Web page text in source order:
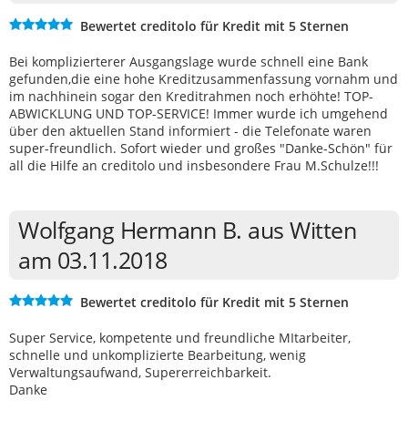
Bewertet creditolo für Kredit mit 5 Sternen
Bei komplizierterer Ausgangslage wurde schnell eine Bank
gefunden,die eine hohe Kreditzusammenfassung vornahm und
im nachhinein sogar den Kreditrahmen noch erhöhte! TOP-
ABWICKLUNG UND TOP-SERVICE! Immer wurde ich umgehend
über den aktuellen Stand informiert - die Telefonate waren
super-freundlich. Sofort wieder und großes "Danke-Schön" für
all die Hilfe an creditolo und insbesondere Frau M.Schulze!!!
Wolfgang Hermann B. aus Witten
am 03.11.2018
Bewertet creditolo für Kredit mit 5 Sternen
Super Service, kompetente und freundliche MItarbeiter,
schnelle und unkomplizierte Bearbeitung, wenig
Verwaltungsaufwand, Supererreichbarkeit.
Danke